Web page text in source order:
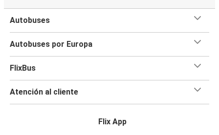
Autobuses
Autobuses por Europa
FlixBus
Atención al cliente
Flix App